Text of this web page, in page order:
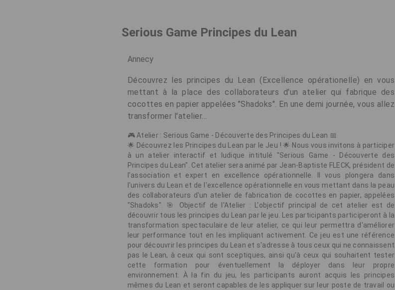
Serious Game Principes du Lean
Annecy
Découvrez les principes du Lean (Excellence opérationelle) en vous
mettant à la place des collaborateurs d'un atelier qui fabrique des
cocottes en papier appelées "Shadoks". En une demi journée, vous allez
transformer l'atelier...
🎮 Atelier : Serious Game - Découverte des Principes du Lean 📅
🌟 Découvrez les Principes du Lean par le Jeu ! 🌟 Nous vous invitons à participer
à un atelier interactif et ludique intitulé "Serious Game - Découverte des
Principes du Lean". Cet atelier sera animé par Jean-Baptiste FLECK, président de
l'association et expert en excellence opérationnelle. Il vous plongera dans
l'univers du Lean et de l'excellence opérationnelle en vous mettant dans la peau
des collaborateurs d'un atelier de fabrication de cocottes en papier, appelées
"Shadoks". 🎯 Objectif de l'Atelier : L'objectif principal de cet atelier est de
découvrir tous les principes du Lean par le jeu. Les participants participeront à la
transformation spectaculaire de leur atelier, ce qui leur permettra d'améliorer
leur performance tout en les impliquant activement. Ce jeu est une référence
pour découvrir les principes du Lean et s'adresse à tous ceux qui ne connaissent
pas le Lean, à ceux qui sont sceptiques, ainsi qu'à ceux qui souhaitent tester
cette formation pour éventuellement la déployer dans leur propre
environnement. À la fin du jeu, les participants auront acquis les principes
mêmes du Lean et seront capables de les appliquer sur leur poste de travail ou